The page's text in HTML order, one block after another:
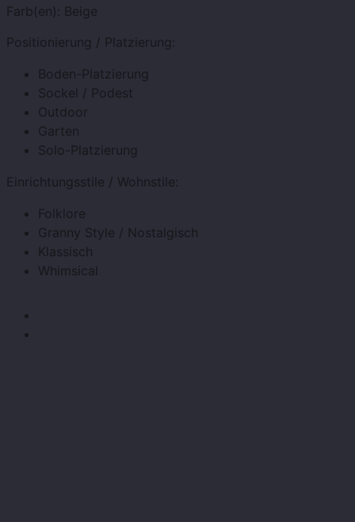
Farb(en): Beige
Positionierung / Platzierung:
Boden-Platzierung
Sockel / Podest
Outdoor
Garten
Solo-Platzierung
Einrichtungsstile / Wohnstile:
Folklore
Granny Style / Nostalgisch
Klassisch
Whimsical